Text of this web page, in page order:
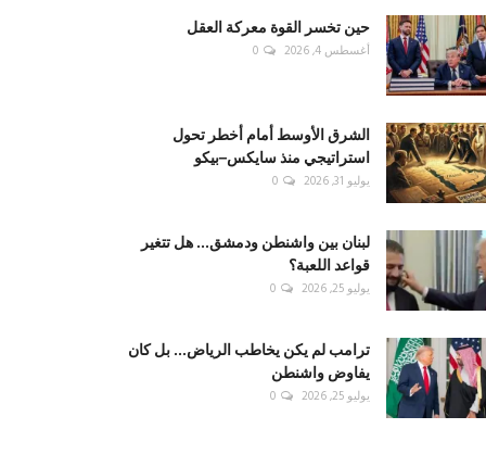
حين تخسر القوة معركة العقل
أغسطس 4, 2026 0
الشرق الأوسط أمام أخطر تحول
استراتيجي منذ سايكس–بيكو
يوليو 31, 2026 0
لبنان بين واشنطن ودمشق... هل تتغير
قواعد اللعبة؟
يوليو 25, 2026 0
ترامب لم يكن يخاطب الرياض... بل كان
يفاوض واشنطن
يوليو 25, 2026 0